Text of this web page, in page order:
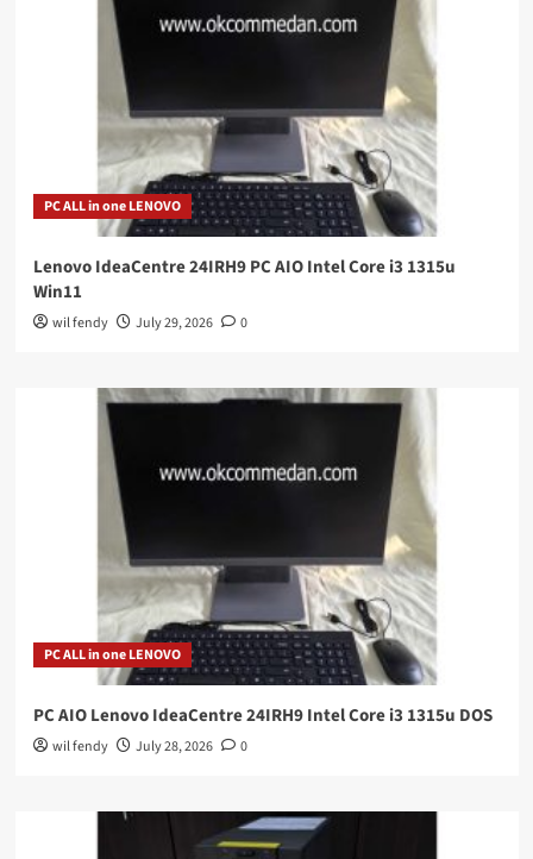
PC ALL in one LENOVO
Lenovo IdeaCentre 24IRH9 PC AIO Intel Core i3 1315u
Win11
wil fendy July 29, 2026 0
PC ALL in one LENOVO
PC AIO Lenovo IdeaCentre 24IRH9 Intel Core i3 1315u DOS
wil fendy July 28, 2026 0